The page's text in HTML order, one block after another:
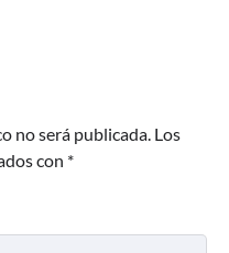
no será publicada. Los
con *